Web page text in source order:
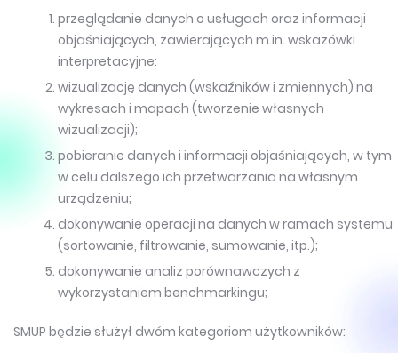
przeglądanie danych o usługach oraz informacji
objaśniających, zawierających m.in. wskazówki
interpretacyjne:
wizualizację danych (wskaźników i zmiennych) na
wykresach i mapach (tworzenie własnych
wizualizacji);
pobieranie danych i informacji objaśniających, w tym
w celu dalszego ich przetwarzania na własnym
urządzeniu;
dokonywanie operacji na danych w ramach systemu
(sortowanie, filtrowanie, sumowanie, itp.);
dokonywanie analiz porównawczych z
wykorzystaniem benchmarkingu;
SMUP będzie służył dwóm kategoriom użytkowników: